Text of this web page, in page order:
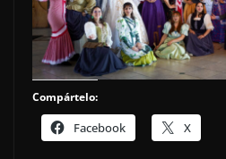
Compártelo:
Facebook X